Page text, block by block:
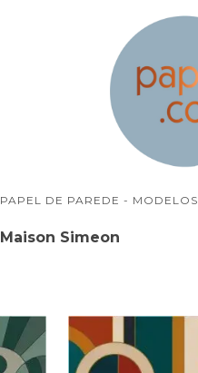
PAPEL DE PAREDE - MODELOS
Maison Simeon